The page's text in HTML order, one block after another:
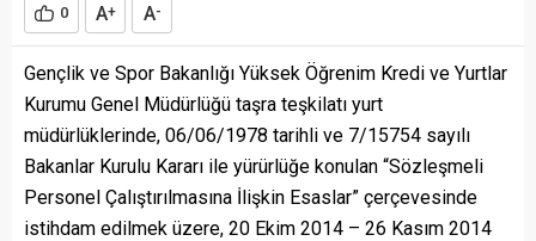
0 A+ A-
Gençlik ve Spor Bakanlığı Yüksek Öğrenim Kredi ve Yurtlar
Kurumu Genel Müdürlüğü taşra teşkilatı yurt
müdürlüklerinde, 06/06/1978 tarihli ve 7/15754 sayılı
Bakanlar Kurulu Kararı ile yürürlüğe konulan “Sözleşmeli
Personel Çalıştırılmasına İlişkin Esaslar” çerçevesinde
istihdam edilmek üzere, 20 Ekim 2014 – 26 Kasım 2014